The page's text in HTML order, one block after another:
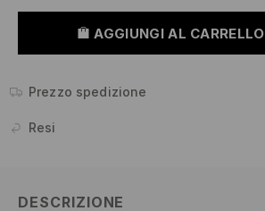
AGGIUNGI AL CARRELLO
Prezzo spedizione
Resi
DESCRIZIONE